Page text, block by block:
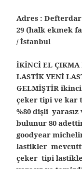
Adres :
29 (halk ekmek
/ İstanbul
İKİNCİ EL ÇIKMA
LASTİK YENİ
GELMİŞTİR ikinci
çeker tipi ve kar
%80 dişli
bulunur 80
goodyear
lastikler
çeker tipi